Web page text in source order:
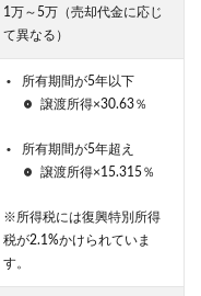
1万～5万（売却代金に応じ
て異なる）
所有期間が5年以下
譲渡所得×30.63％
所有期間が5年超え
譲渡所得×15.315％
※所得税には復興特別所得
税が2.1%かけられていま
す。